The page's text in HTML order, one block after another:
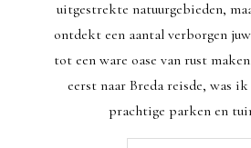
uitgestrekte natuurgebieden,
ontdekt een aantal verborgen
tot een ware oase van rust
eerst naar Breda reisde, was
prachtige parken en